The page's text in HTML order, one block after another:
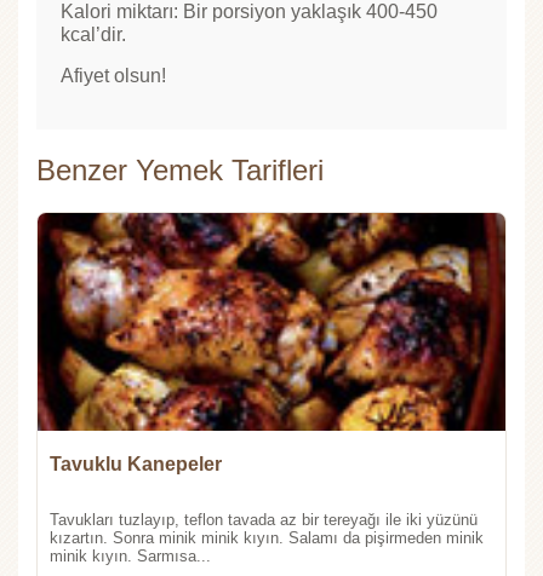
Kalori miktarı: Bir porsiyon yaklaşık 400-450
kcal’dir.
Afiyet olsun!
Benzer Yemek Tarifleri
Tavuklu Kanepeler
Tavukları tuzlayıp, teflon tavada az bir tereyağı ile iki yüzünü
kızartın. Sonra minik minik kıyın. Salamı da pişirmeden minik
minik kıyın. Sarmısa...